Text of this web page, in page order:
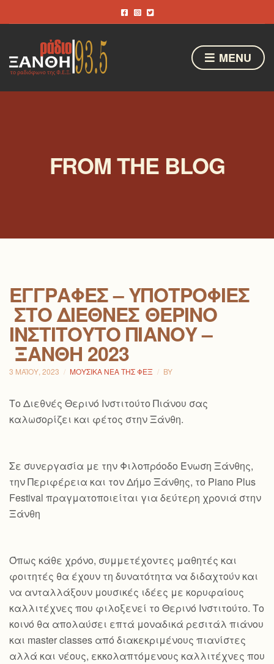
MENU
FROM THE BLOG
ΕΓΓΡΑΦΈΣ – ΥΠΟΤΡΟΦΊΕΣ
ΣΤΟ ΔΙΕΘΝΈΣ ΘΕΡΙΝΌ
ΙΝΣΤΙΤΟΎΤΟ ΠΙΆΝΟΥ –
ΞΆΝΘΗ 2023
3 ΜΑΪ́ΟΥ, 2023 ΜΟΥΣΙΚΆ ΝΈΑ ΤΗΣ ΦΕΞ BY
Το Διεθνές Θερινό Ινστιτούτο Πιάνου σας
καλωσορίζει και φέτος στην Ξάνθη.
Σε συνεργασία με την Φιλοπρόοδο Ένωση Ξάνθης,
την Περιφέρεια και τον Δήμο Ξάνθης, το Piano Plus
Festival πραγματοποιείται για δεύτερη χρονιά στην
Ξάνθη
Όπως κάθε χρόνο, συμμετέχοντες μαθητές και
φοιτητές θα έχουν τη δυνατότητα να διδαχτούν και
να ανταλλάξουν μουσικές ιδέες με κορυφαίους
καλλιτέχνες που φιλοξενεί το Θερινό Ινστιτούτο. Το
κοινό θα απολαύσει επτά μοναδικά ρεσιτάλ πιάνου
και master classes από διακεκριμένους πιανίστες
αλλά και νέους, εκκολαπτόμενους καλλιτέχνες που